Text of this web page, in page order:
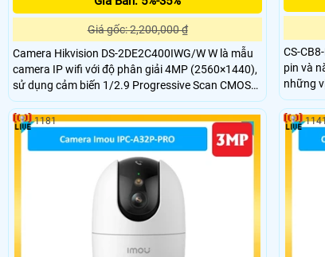
Giá gốc: 2,200,000 ₫
Camera Hikvision DS-2DE2C400IWG/W W là mẫu
camera IP wifi với độ phân giải 4MP (2560×1440),
sử dụng cảm biến 1/2.9 Progressive Scan CMOS
cho hình ảnh sắc nét. Hỗ trợ thẻ nhớ microSD lên
đến 512GB, kết nối nhanh chóng đến Wi-Fi, chuẩn
nén H.265+ tiết kiệm băng thông. Camera cũng
được tích hợp tính năng phát hiện thông minh,
phân biệt người và xe, giảm báo động giả hiệu quả.
CS-
pin và
những
8.0MP,
nhớ
và đàm
1181